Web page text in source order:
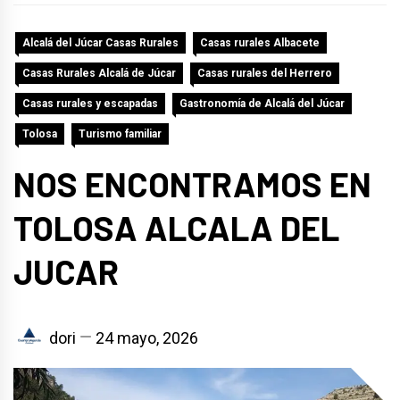
Alcalá del Júcar Casas Rurales Casas rurales Albacete
Casas Rurales Alcalá de Júcar Casas rurales del Herrero
Casas rurales y escapadas Gastronomía de Alcalá del Júcar
Tolosa Turismo familiar
NOS ENCONTRAMOS EN
TOLOSA ALCALA DEL
JUCAR
dori 24 mayo, 2026